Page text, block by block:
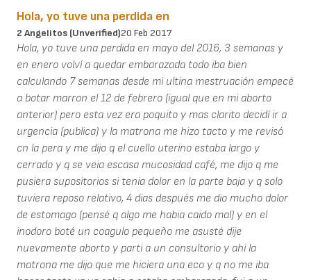
Hola, yo tuve una perdida en
2 Angelitos (unverified)20 Feb 2017
Hola, yo tuve una perdida en mayo del 2016, 3 semanas y
en enero volví a quedar embarazada todo iba bien
calculando 7 semanas desde mi ultina mestruación empecé
a botar marron el 12 de febrero (igual que en mi aborto
anterior) pero esta vez era poquito y mas clarito decidí ir a
urgencia (publica) y la matrona me hizo tacto y me revisó
cn la pera y me dijo q el cuello uterino estaba largo y
cerrado y q se veia escasa mucosidad café, me dijo q me
pusiera supositorios si tenia dolor en la parte baja y q solo
tuviera reposo relativo, 4 dias después me dio mucho dolor
de estomago (pensé q algo me habia caido mal) y en el
inodoro boté un coagulo pequeño me asusté dije
nuevamente aborto y parti a un consultorio y ahi la
matrona me dijo que me hiciera una eco y q no me iba